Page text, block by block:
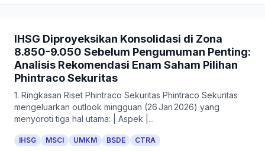
IHSG Diproyeksikan Konsolidasi di Zona
8.850-9.050 Sebelum Pengumuman Penting:
Analisis Rekomendasi Enam Saham Pilihan
Phintraco Sekuritas
1. Ringkasan Riset Phintraco Sekuritas Phintraco Sekuritas
mengeluarkan outlook mingguan (26 Jan 2026) yang
menyoroti tiga hal utama: | Aspek |...
IHSG MSCI UMKM BSDE CTRA